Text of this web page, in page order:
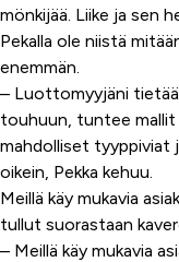
mönkijää. Liike ja sen
Pekalla ole niistä
enemmän.
– Luottomyyjäni tietää
touhuun, tuntee mallit
mahdolliset tyyppiviat
oikein, Pekka kehuu.
Meillä käy mukavia
tullut suorastaan
– Meillä käy mukavia